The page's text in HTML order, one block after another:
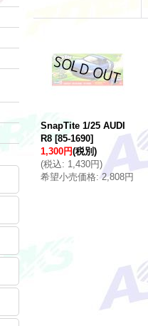
SnapTite 1/25 AUDI
R8 [85-1690]
1,300円(税別)
(税込: 1,430円)
希望小売価格: 2,808円